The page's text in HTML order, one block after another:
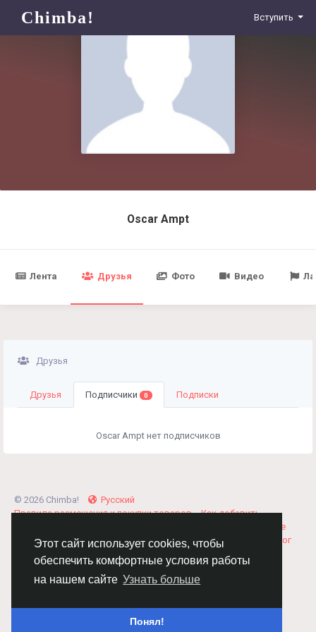
Этот сайт использует cookies, чтобы
обеспечить комфортные условия работы
на нашем сайте Узнать больше
Понял!
Chimba! Вступить
Oscar Ampt
Лента Друзья Фото Видео
Друзья
Друзья Подписчики 0 Подписки
Oscar Ampt нет подписчиков
© 2026 Chimba!
Русский
Правила размещения и покупки товаров
Как добавить
Соглашение
Политика Конфиденциальности
Свяжитесь с нами Каталог